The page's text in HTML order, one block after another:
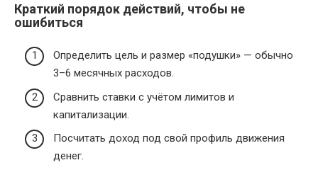
Краткий порядок действий, чтобы не
ошибиться
Определить цель и размер «подушки» — обычно
3–6 месячных расходов.
Сравнить ставки с учётом лимитов и
капитализации.
Посчитать доход под свой профиль движения
денег.